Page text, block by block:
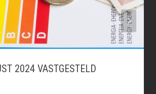
2024 VASTGESTELD